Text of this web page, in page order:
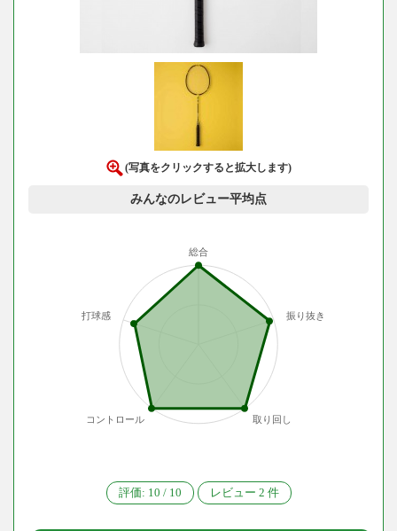
(写真をクリックすると拡大します)
みんなのレビュー平均点
総合
振り抜き
取り回し
コントロール
打球感
評価: 10 / 10 レビュー 2 件